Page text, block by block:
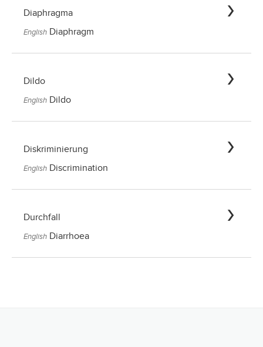
Diaphragma
English Diaphragm
Dildo
English Dildo
Diskriminierung
English Discrimination
Durchfall
English Diarrhoea